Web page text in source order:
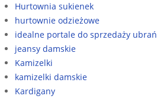
Hurtownia sukienek
hurtownie odzieżowe
idealne portale do sprzedaży ubrań
jeansy damskie
Kamizelki
kamizelki damskie
Kardigany